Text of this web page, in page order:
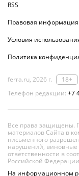
RSS
Правовая информация
Условия
Политика
ferra.ru, 2026 г.
18+
Телефон редакции: +7
Все права защищены.
материалов Сайта в
письменного
нарушений, виновные
ответственности в
Российской
На информационном